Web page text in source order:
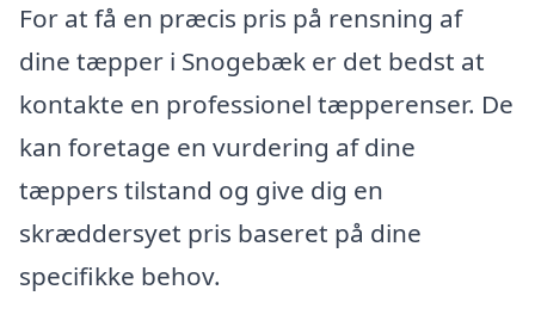
For at få en præcis pris på rensning af
dine tæpper i Snogebæk er det bedst at
kontakte en professionel tæpperenser. De
kan foretage en vurdering af dine
tæppers tilstand og give dig en
skræddersyet pris baseret på dine
specifikke behov.